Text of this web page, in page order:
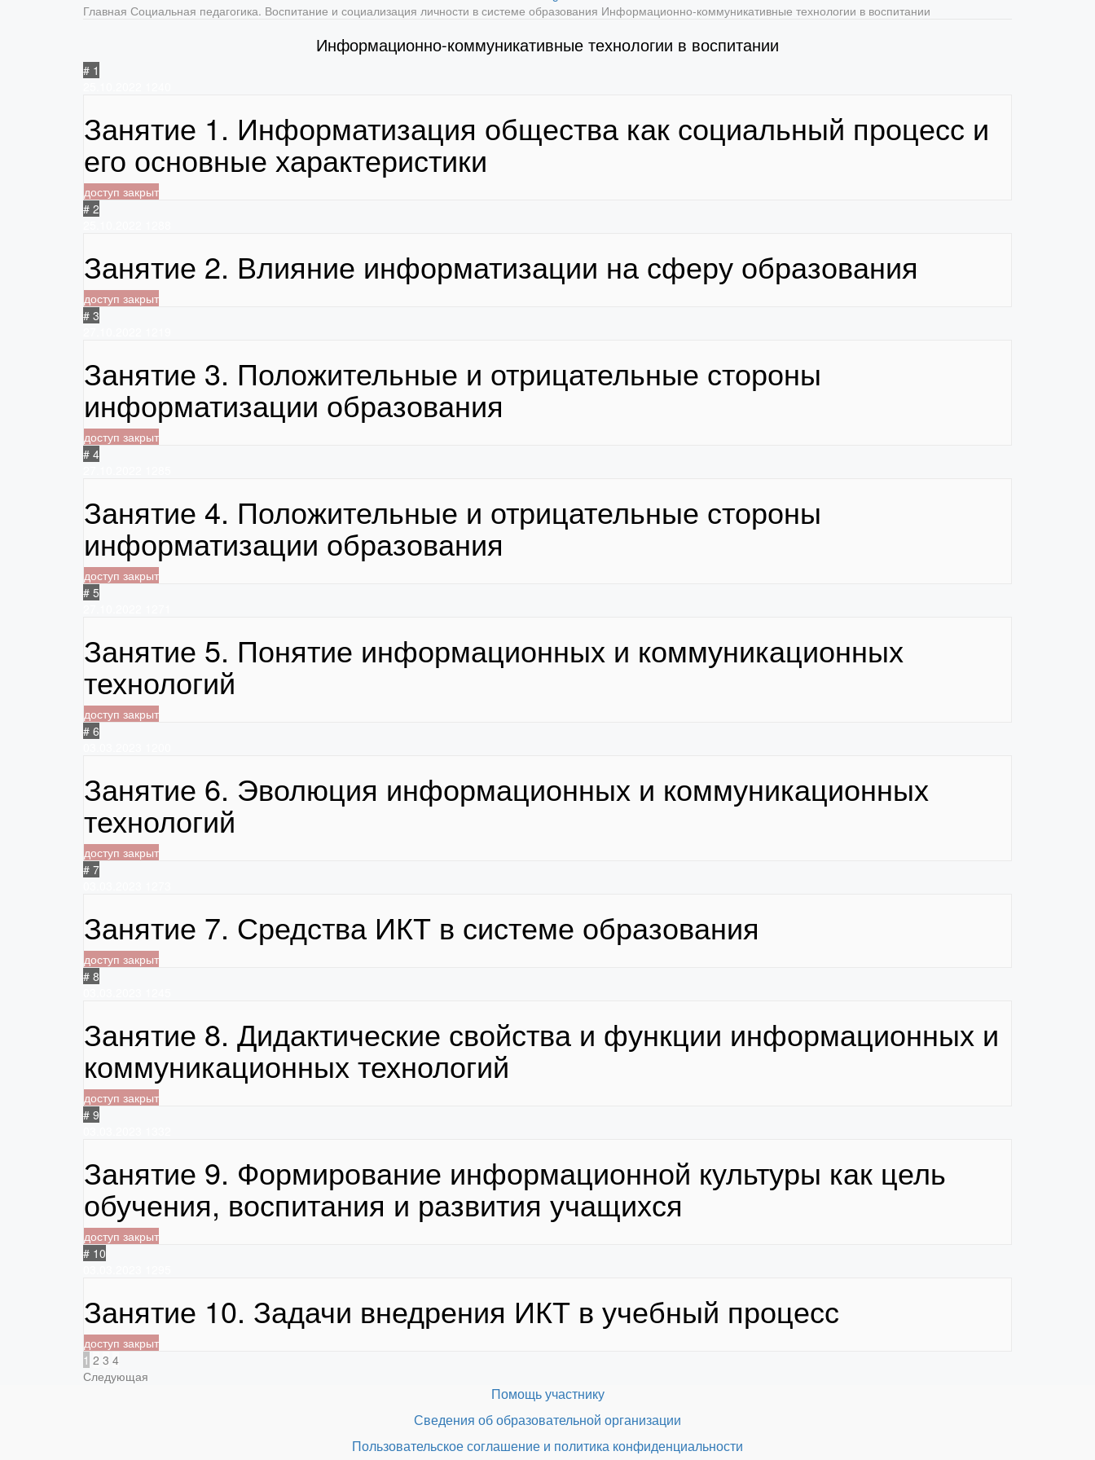
Главная Социальная педагогика. Воспитание и социализация личности в системе образования Информационно-коммуникативные технологии в воспитании
Информационно-коммуникативные технологии в воспитании
# 1
Занятие 1. Информатизация общества как социальный процесс и
его основные характеристики
доступ закрыт
# 2
Занятие 2. Влияние информатизации на сферу образования
доступ закрыт
# 3
Занятие 3. Положительные и отрицательные стороны
информатизации образования
доступ закрыт
# 4
Занятие 4. Положительные и отрицательные стороны
информатизации образования
доступ закрыт
# 5
Занятие 5. Понятие информационных и коммуникационных
технологий
доступ закрыт
# 6
Занятие 6. Эволюция информационных и коммуникационных
технологий
доступ закрыт
# 7
Занятие 7. Средства ИКТ в системе образования
доступ закрыт
# 8
Занятие 8. Дидактические свойства и функции информационных и
коммуникационных технологий
доступ закрыт
# 9
Занятие 9. Формирование информационной культуры как цель
обучения, воспитания и развития учащихся
доступ закрыт
# 10
Занятие 10. Задачи внедрения ИКТ в учебный процесс
доступ закрыт
1 2 3 4
Следующая
Помощь участнику
Сведения об образовательной организации
Пользовательское соглашение и политика конфиденциальности